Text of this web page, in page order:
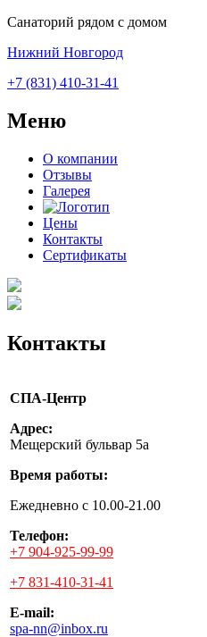
Санаторий рядом с домом
Нижний Новгород
+7 (831) 410-31-41
Меню
О компании
Отзывы
Галерея
Цены
Контакты
Сертификаты
Контакты
CПА-Центр
Адрес:
Мещерский бульвар 5а
Время работы:
Ежедневно с 10.00-21.00
Телефон:
+7 904-925-99-99
+7 831-410-31-41
E-mail:
spa-nn@inbox.ru